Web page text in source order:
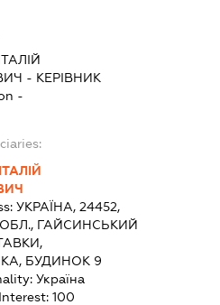
- КЕРІВНИК
-
УКРАЇНА, 24452,
ГАЙСИНСЬКИЙ
БУДИНОК 9
Україна
100